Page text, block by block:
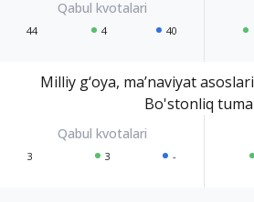
44 4 40
Milliy g‘oya, ma’naviyat
Bo'stonliq
3 3 -